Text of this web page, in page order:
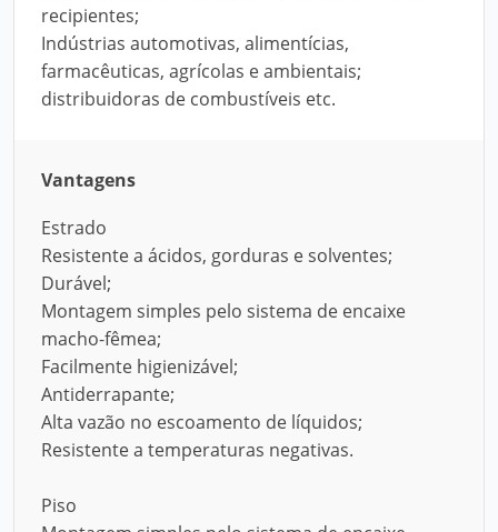
recipientes;
Indústrias automotivas, alimentícias,
farmacêuticas, agrícolas e ambientais;
distribuidoras de combustíveis etc.
Vantagens
Estrado
Resistente a ácidos, gorduras e solventes;
Durável;
Montagem simples pelo sistema de encaixe
macho-fêmea;
Facilmente higienizável;
Antiderrapante;
Alta vazão no escoamento de líquidos;
Resistente a temperaturas negativas.
Piso